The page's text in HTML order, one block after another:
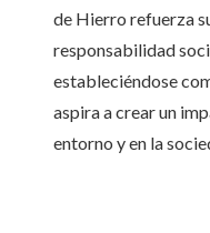
de Hierro refuerza
responsabilidad
estableciéndose
aspira a crear un
entorno y en la